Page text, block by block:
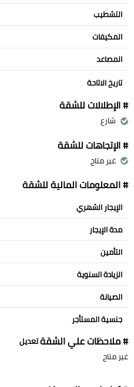
التشطيب
المكيفات
المصاعد
تاريخ الاتاحة
# الإطلالات للشقة
شارع
# الإتجاهات للشقة
غير متاح
# المعلومات المالية للشقة
الإيجار الشهري
مدة الإيجار
التأمين
الزيادة السنوية
الصيانة
جنسية المستأجر
# ملاحظات علي الشقةتعديل
غير متاح